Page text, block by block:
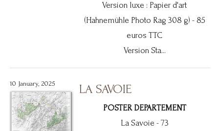
Version luxe : Papier d'art
(Hahnemühle Photo Rag 308 g) - 85
euros TTC
Version Sta...
10 January, 2025 LA SAVOIE
POSTER DEPARTEMENT
La Savoie - 73